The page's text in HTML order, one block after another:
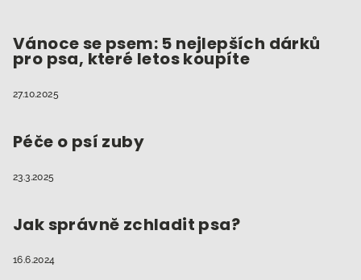
Vánoce se psem: 5 nejlepších dárků
pro psa, které letos koupíte
27.10.2025
Péče o psí zuby
23.3.2025
Jak správně zchladit psa?
16.6.2024